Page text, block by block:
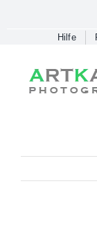
Hilfe